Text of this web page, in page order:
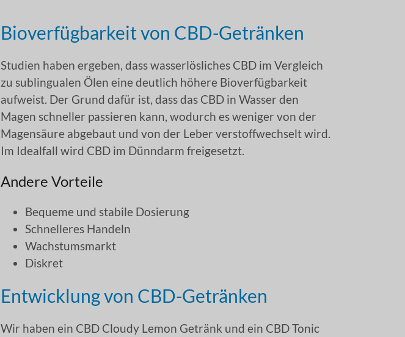
Bioverfügbarkeit von CBD-Getränken
Studien haben ergeben, dass wasserlösliches CBD im Vergleich
zu sublingualen Ölen eine deutlich höhere Bioverfügbarkeit
aufweist. Der Grund dafür ist, dass das CBD in Wasser den
Magen schneller passieren kann, wodurch es weniger von der
Magensäure abgebaut und von der Leber verstoffwechselt wird.
Im Idealfall wird CBD im Dünndarm freigesetzt.
Andere Vorteile
Bequeme und stabile Dosierung
Schnelleres Handeln
Wachstumsmarkt
Diskret
Entwicklung von CBD-Getränken
Wir haben ein CBD Cloudy Lemon Getränk und ein CBD Tonic